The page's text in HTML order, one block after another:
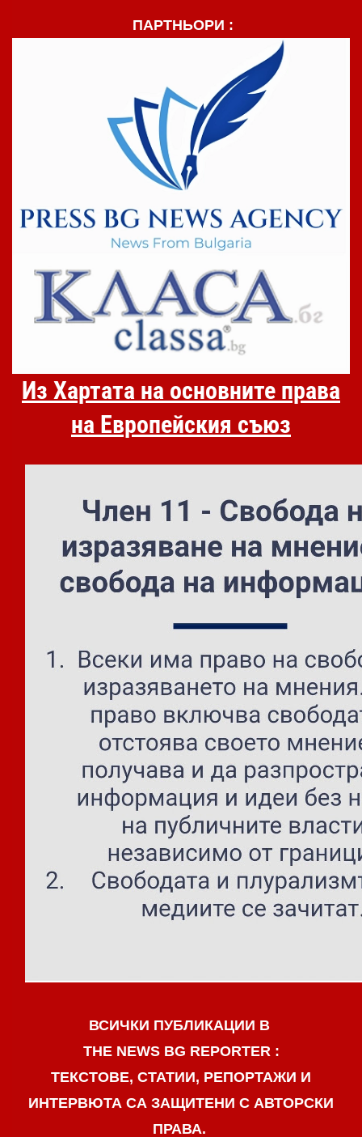
ПАРТНЬОРИ :
Из Хартата на основните права
на Европейския съюз
ВСИЧКИ ПУБЛИКАЦИИ В
THE NEWS BG REPORTER :
ТЕКСТОВЕ, СТАТИИ, РЕПОРТАЖИ И
ИНТЕРВЮТА СА ЗАЩИТЕНИ С АВТОРСКИ
ПРАВА.